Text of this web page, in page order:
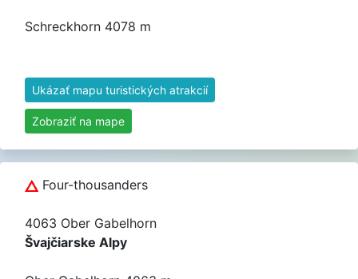
Schreckhorn 4078 m
Ukázať mapu turistických atrakcií
Zobraziť na mape
Four-thousanders
4063 Ober Gabelhorn
Švajčiarske Alpy